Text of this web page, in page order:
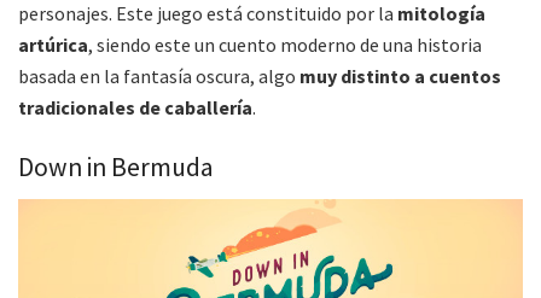
personajes. Este juego está constituido por la mitología
artúrica, siendo este un cuento moderno de una historia
basada en la fantasía oscura, algo muy distinto a cuentos
tradicionales de caballería.
Down in Bermuda